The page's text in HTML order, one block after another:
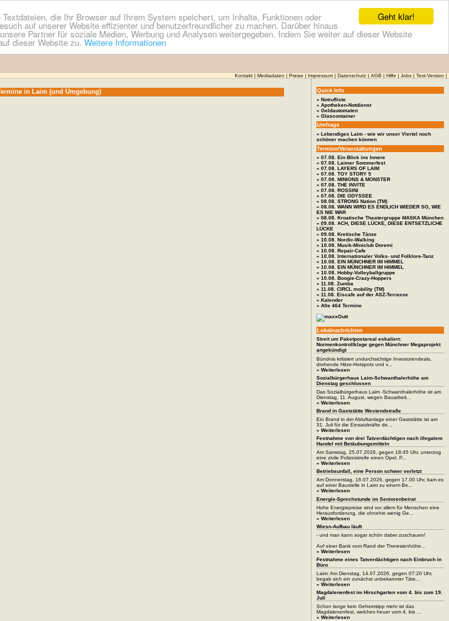
Geht klar!
die Ihr Browser auf Ihrem System speichert, um Inhalte, Funktionen oder
auf unserer Website effizienter und benutzerfreundlicher zu machen. Darüber hinaus
Partner für soziale Medien, Werbung und Analysen weitergegeben. Indem Sie weiter auf dieser Website
dieser Website zu. Weitere Informationen
Kontakt Mediadaten Preise Impressum Datenschutz AGB Hilfe Jobs Text-Version
in Laim (und Umgebung) Quick Info
» Notrufliste
» Apotheken-Notdienst
» Geldautomaten
» Glascontainer
Umfrage
» Lebendiges Laim - wie wir unser Viertel noch
schöner machen können
Termine/Veranstaltungen
» 07.08. Ein Blick ins Innere
» 07.08. Laimer Sommerfest
» 07.08. LAYERS OF LAIM
» 07.08. TOY STORY 5
» 07.08. MINIONS & MONSTER
» 07.08. THE INVITE
» 07.08. ROSSINI
» 07.08. DIE ODYSSEE
» 08.08. STRONG Nation (TM)
» 08.08. WANN WIRD ES ENDLICH WIEDER SO, WIE
ES NIE WAR
» 08.08. Kroatische Theatergruppe MASKA München
» 09.08. ACH, DIESE LÜCKE, DIESE ENTSETZLICHE
LÜCKE
» 09.08. Kretische Tänze
» 10.08. Nordic-Walking
» 10.08. Musik-Miniclub Doremi
» 10.08. Repair-Cafe
» 10.08. Internationaler Volks- und Folklore-Tanz
» 10.08. EIN MÜNCHNER IM HIMMEL
» 10.08. EIN MÜNCHNER IM HIMMEL
» 10.08. Hobby-Volleyballgruppe
» 10.08. Boogie-Crazy-Hoppers
» 11.08. Zumba
» 11.08. CIRCL mobility (TM)
» 11.08. Eiscafe auf der ASZ-Terrasse
» Kalender
» Alle 464 Termine
Lokalnachrichten
Streit um Paketpostareal eskaliert:
Normenkontrollklage gegen Münchner Megaprojekt
angekündigt
Bündnis kritisiert undurchsichtige Investorendeals,
drohende Hitze-Hotspots und v...
» Weiterlesen
Sozialbürgerhaus Laim-Schwanthalerhöhe am
Dienstag geschlossen
Das Sozialbürgerhaus Laim -Schwanthalerhöhe ist am
Dienstag, 11. August, wegen Bauarbeit...
» Weiterlesen
Brand in Gaststätte Westendstraße
Ein Brand in der Abluftanlage einer Gaststätte ist am
31. Juli für die Einsatzkräfte de...
» Weiterlesen
Festnahme von drei Tatverdächtigen nach illegalem
Handel mit Betäubungsmitteln
Am Samstag, 25.07.2026, gegen 18:45 Uhr, unterzog
eine zivile Polizeistreife einen Opel, P...
» Weiterlesen
Betriebsunfall, eine Person schwer verletzt
Am Donnerstag, 16.07.2026, gegen 17.00 Uhr, kam es
auf einer Baustelle in Laim zu einem Be...
» Weiterlesen
Energie-Sprechstunde im Seniorenbeirat
Hohe Energiepreise sind vor allem für Menschen eine
Herausforderung, die ohnehin wenig Ge...
» Weiterlesen
Wiesn-Aufbau läuft
- und man kann sogar schön dabei zuschauen!
Auf einer Bank vom Rand der Theresienhöhe...
» Weiterlesen
Festnahme eines Tatverdächtigen nach Einbruch in
Büro
Laim: Am Dienstag, 14.07.2026, gegen 07:20 Uhr,
begab sich ein zunächst unbekannter Täte...
» Weiterlesen
Magdalenenfest im Hirschgarten vom 4. bis zum 19.
Juli
Schon lange kein Geheimtipp mehr ist das
Magdalenenfest, welches heuer vom 4. bis ...
» Weiterlesen